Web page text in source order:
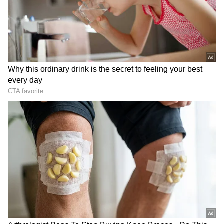
ದೂರು ನೀಡಿದ್ದಾರೆ. ನವಿ ಮುಂಬೈ ಪೊಲೀಸರು ಪ್ರಕರಣವನ್ನು
ಧಾರಾವಿ ಪೊಲೀಸರಿಗೆ ವರ್ಗಾಯಿಸಿದ್ದಾರೆ ಎಂದು ಅಧಿಕಾರಿ
ಹೇಳಿದರು.
ಶಿಕ್ಷಣ ಸಚಿವರ ಸೊಸೆ ನೇಣಿಗೆ ಶರಣು, 1 ದಿನದ ಹಿಂದಷ್ಟೇ
ತವರು ಮನೆಯಿಂದ ಮರಳಿದ್ದರು!
ಅಪ್ರಾಪ್ತರ ಕುಟುಂಬ ನಿರೀಕ್ಷಣಾ ಜಾಮೀನು ಪಡೆದುಕೊಂಡಿದೆ.
ನಂತರ ಅವರು ಮಹಿಳೆ ತಮ್ಮ ಮಗನನ್ನು ನಿಂದಿಸಿದ್ದಾರೆ ಎಂದು
ಆರೋಪಿಸಿ ಧಾರಾವಿ ಪೊಲೀಸರನ್ನು ಸಂಪರ್ಕಿಸಿ ದೂರು
ನೀಡಿದ್ದಾರೆ ಮತ್ತು ಅದರಂತೆ ಪೊಲೀಸರು ಮಹಿಳೆಯ ವಿರುದ್ಧ
ಪ್ರಕರಣ ದಾಖಲಿಸಿದ್ದಾರೆ.
15ರ ಬಾಲಕಿಯ ಥಳಿಸಿ ಸಾಮೂಹಿಕ ಅತ್ಯಾಚಾರ,
ಆರೋಪಿಗಳು ಪರಾರಿ: ಯೋಗಿ ನಾಡಿನಲ್ಲಿ ಶಾಕಿಂಗ್
ಘಟನೆ!
DOWNLOAD APP
ಕರ್ನಾಟಕ, ಭಾರತ ( India News
) ಮತ್ತು ಜಗತ್ತಿನ
ಕ್ಷಣಕ್ಷಣದ ಕನ್ನಡ ಸುದ್ದಿ (
Kannada News )
ಅಪ್ಡೇಟ್‌ಗಳಿಗಾಗಿ ಏಷ್ಯಾನೆಟ್ ಸುವರ್ಣ ನ್ಯೂಸ್‌ ಫಾಲೋ
ಮಾಡಿ. ಬ್ರೇಕಿಂಗ್ ಸುದ್ದಿ (
Latest Kannada News
ವಿಶೇಷ ವರದಿಗಳು ಮತ್ತು ನೇರ ಪ್ರಸಾರಗಳೊಂದಿಗೆ
kannada news live
) ಸಂಪೂರ್ಣ ಮಾಹಿತಿ ಒಂದೇ
ಕ್ಲಿಕ್‌ನಲ್ಲಿ ಲಭ್ಯ. ಏಷ್ಯಾನೆಟ್ ಸುವರ್ಣ ನ್ಯೂಸ್ ಅಧಿಕೃತ